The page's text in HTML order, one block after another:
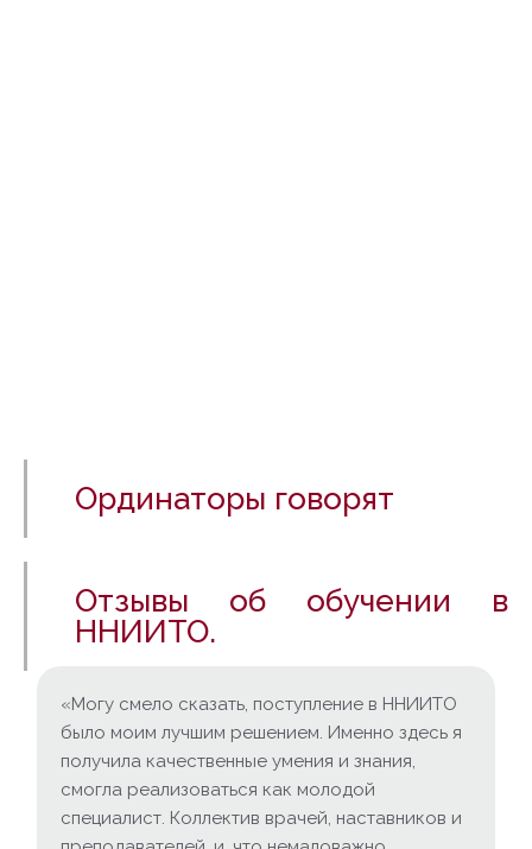
Ординаторы говорят
Отзывы об обучении в
ННИИТО.
«Могу смело сказать, поступление в ННИИТО
было моим лучшим решением. Именно здесь я
получила качественные умения и знания,
смогла реализоваться как молодой
специалист. Коллектив врачей, наставников и